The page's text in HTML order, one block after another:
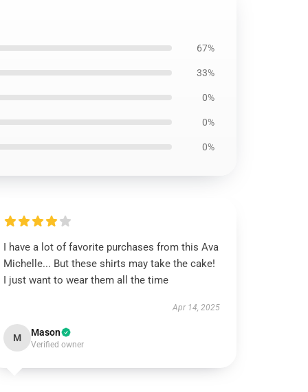
67%
33%
0%
0%
0%
I have a lot of favorite purchases from this Ava
Michelle... But these shirts may take the cake!
I just want to wear them all the time
Apr 14, 2025
M Mason
Verified owner